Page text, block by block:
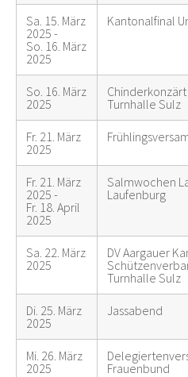
Sa. 15. März
2025 -
So. 16. März
2025
Kantonalfinal
So. 16. März
2025
Chinderkonzärt
Turnhalle Sulz
Fr. 21. März
2025
Fr. 21. März
2025 -
Fr. 18. April
2025
Salmwochen
Laufenburg
Sa. 22. März
2025
DV Aargauer
Turnhalle Sulz
Di. 25. März
2025
Jassabend
Mi. 26. März
2025
Frauenbund